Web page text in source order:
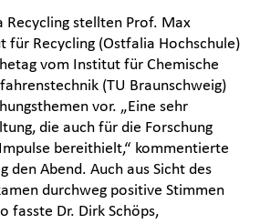
Recycling stellten Prof. Max
für Recycling (Ostfalia Hochschule)
vom Institut für Chemische
(TU Braunschweig)
vor. „Eine sehr
die auch für die Forschung
bereithielt,“ kommentierte
den Abend. Auch aus Sicht des
durchweg positive Stimmen
fasste Dr. Dirk Schöps,